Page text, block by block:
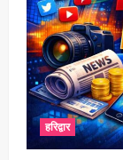
हरिद्वार